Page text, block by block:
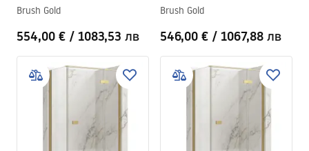
Brush Gold
554,00 € / 1083,53 лв
Brush Gold
546,00 € / 1067,88 лв